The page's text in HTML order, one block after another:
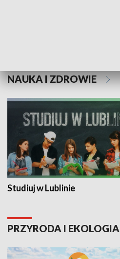
NAUKA I ZDROWIE
Studiuj w Lublinie
PRZYRODA I EKOLOGIA